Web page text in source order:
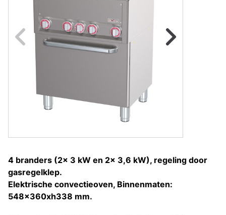
Naar vorige
4 branders (2x 3 kW en 2x 3,6 kW), regeling door
gasregelklep.
Elektrische convectieoven, Binnenmaten:
548x360xh338 mm.